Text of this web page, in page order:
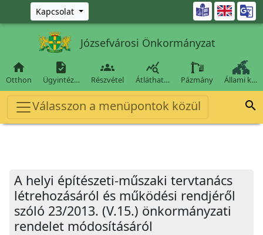
Ugrás a fő tartalomra
Kapcsolat 
Józsefvárosi Önkormányzat

Otthon

Ügyintéz…

Részvétel

Átláthat… Pázmány Állami k…
Válasszon a menüpontok közül 
A helyi építészeti-műszaki tervtanács
létrehozásáról és működési rendjéről
szóló 23/2013. (V.15.) önkormányzati
rendelet módosításáról